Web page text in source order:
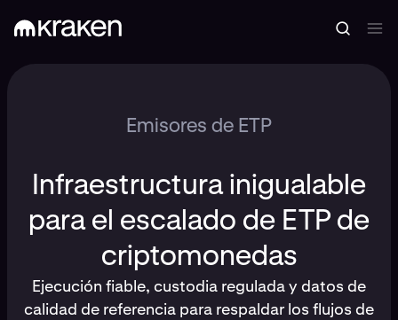
Emisores de ETP
Infraestructura inigualable
para el escalado de ETP de
criptomonedas
Ejecución fiable, custodia regulada y datos de
calidad de referencia para respaldar los flujos de